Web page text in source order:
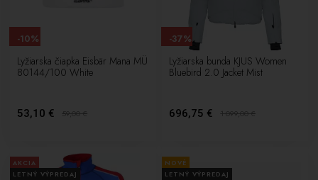
Lyžiarska čiapka Eisbär Mana MÜ
80144/100 White
53,10 € 59,00€
-10%
Lyžiarska bunda KJUS Women
Bluebird 2.0 Jacket Mist
696,75 € 1 099,00€
-37%
AKCIA
LETNÝ VÝPREDAJ
NOVÉ
LETNÝ VÝPREDAJ